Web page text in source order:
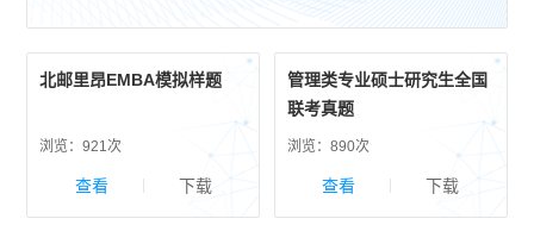
北邮里昂EMBA模拟样题
浏览：921次
查看 下载
管理类专业硕士研究生全国
联考真题
浏览：890次
查看 下载